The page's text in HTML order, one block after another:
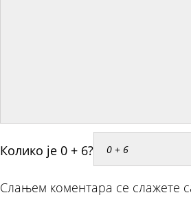
Колико је 0 + 6?
Слањем коментара се слажете